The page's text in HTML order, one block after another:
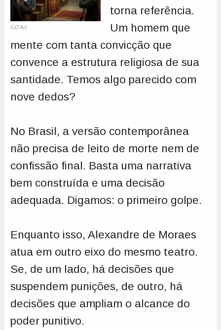
GD'Art
torna referência.
Um homem que
mente com tanta convicção que
convence a estrutura religiosa de sua
santidade. Temos algo parecido com
nove dedos?
No Brasil, a versão contemporânea
não precisa de leito de morte nem de
confissão final. Basta uma narrativa
bem construída e uma decisão
adequada. Digamos: o primeiro golpe.
Enquanto isso, Alexandre de Moraes
atua em outro eixo do mesmo teatro.
Se, de um lado, há decisões que
suspendem punições, de outro, há
decisões que ampliam o alcance do
poder punitivo.